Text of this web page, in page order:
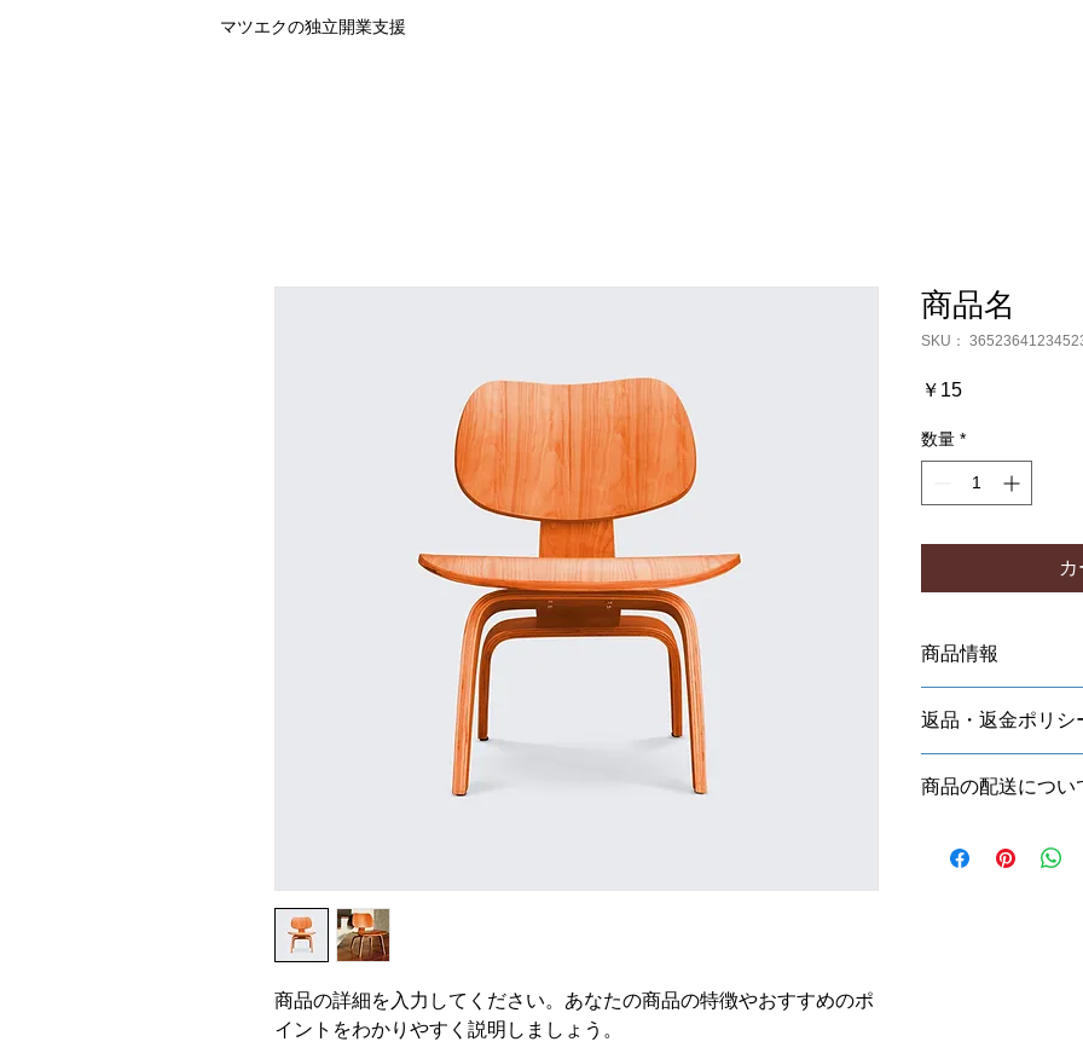
マツエクの独立開業支援
商品の詳細を入力してください。あなたの商品の特徴やおすすめのポ
イントをわかりやすく説明しましょう。
商品名
SKU：
￥15価
数量 *
商品情報
明に加え、商品の特
しましょう。
返品・返金ポリシ
満足しなかった場合
だけます。
商品の配送につい
する情報を入力して